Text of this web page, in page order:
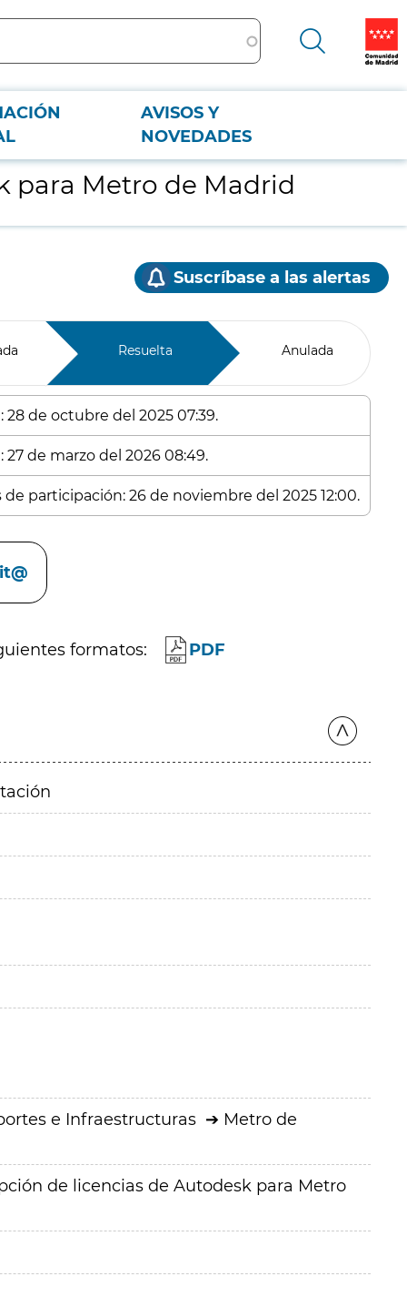
AVISOS Y
NOVEDADES
para Metro de Madrid
Suscríbase a las alertas
Resuelta Anulada
de octubre del 2025 07:39.
de marzo del 2026 08:49.
participación: 26 de noviembre del 2025 12:00.
formatos: PDF
e Infraestructuras Metro de
de licencias de Autodesk para Metro